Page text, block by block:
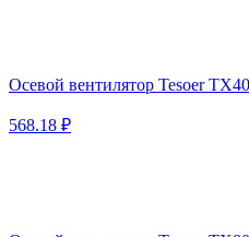
Осевой вентилятор Tesoer
568.18 ₽